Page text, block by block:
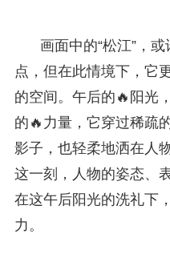
画面中的“松江”，
点，但在此情境下，它
的空间。午后的🔥阳光
的🔥力量，它穿过稀疏
影子，也轻柔地洒在人
这一刻，人物的姿态、
在这午后阳光的洗礼下
力。